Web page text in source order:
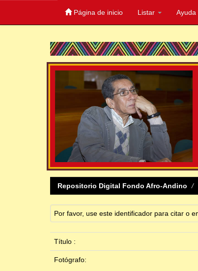
Página de inicio Listar Ayuda
Repositorio Digital Fondo Afro-Andino
Por favor, use este identificador para citar o
Título :
Fotógrafo: